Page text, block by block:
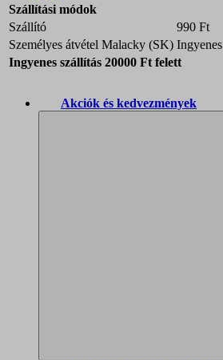
Szállítási módok
Szállító
990 Ft
Személyes átvétel Malacky (SK) Ingyenes
Ingyenes szállítás 20000 Ft felett
Akciók és kedvezmények